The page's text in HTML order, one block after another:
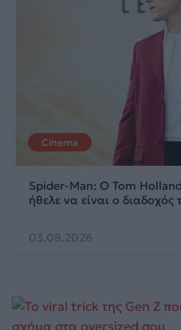
Cinema
Spider-Man: Ο Tom
ήθελε να είναι ο διαδοχός
03.08.2026